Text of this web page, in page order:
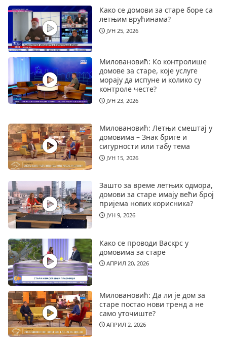
Како се домови за старе боре са
летњим врућинама?
ЈУН 25, 2026
Миловановић: Ко контролише
домове за старе, које услуге
морају да испуне и колико су
контроле честе?
ЈУН 23, 2026
Миловановић: Летњи смештај у
домовима – Знак бриге и
сигурности или табу тема
ЈУН 15, 2026
Зашто за време летњих одмора,
домови за старе имају већи број
пријема нових корисника?
ЈУН 9, 2026
Како се проводи Васкрс у
домовима за старе
АПРИЛ 20, 2026
Миловановић: Да ли је дом за
старе постао нови тренд а не
само уточиште?
АПРИЛ 2, 2026